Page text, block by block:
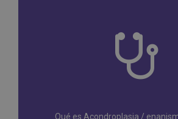
Qué es Acondroplasia /